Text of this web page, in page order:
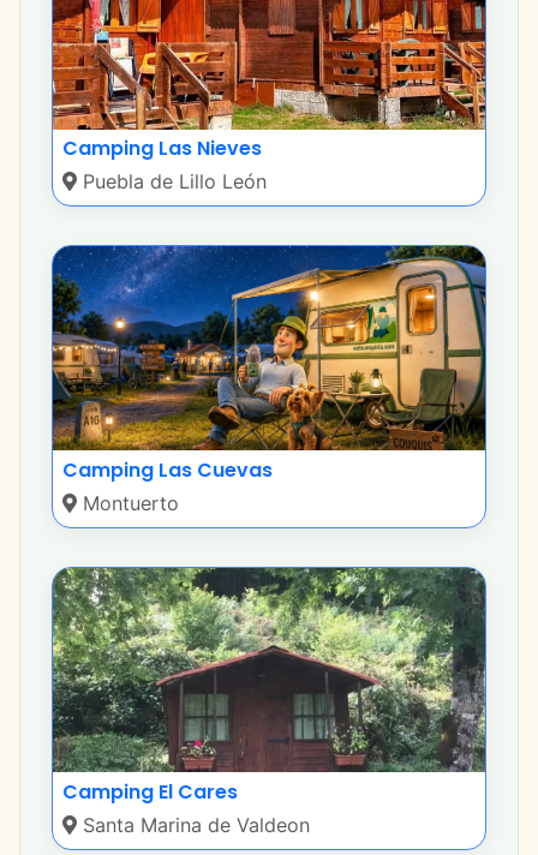
Camping Las Nieves
Puebla de Lillo León
Camping Las Cuevas
Montuerto
Camping El Cares
Santa Marina de Valdeon